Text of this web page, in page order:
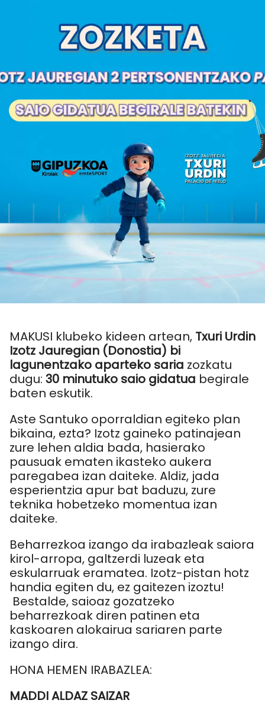
MAKUSI klubeko kideen artean, Txuri Urdin
Izotz Jauregian (Donostia) bi
lagunentzako aparteko saria zozkatu
dugu: 30 minutuko saio gidatua begirale
baten eskutik.
Aste Santuko oporraldian egiteko plan
bikaina, ezta? Izotz gaineko patinajean
zure lehen aldia bada, hasierako
pausuak ematen ikasteko aukera
paregabea izan daiteke. Aldiz, jada
esperientzia apur bat baduzu, zure
teknika hobetzeko momentua izan
daiteke.
Beharrezkoa izango da irabazleak saiora
kirol-arropa, galtzerdi luzeak eta
eskularruak eramatea. Izotz-pistan hotz
handia egiten du, ez gaitezen izoztu!
Bestalde, saioaz gozatzeko
beharrezkoak diren patinen eta
kaskoaren alokairua sariaren parte
izango dira.
HONA HEMEN IRABAZLEA:
MADDI ALDAZ SAIZAR